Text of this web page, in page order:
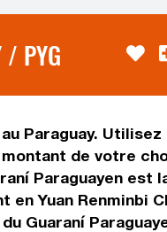
/ PYG
Paraguay. Utilisez
montant de votre
Paraguayen est
Yuan Renminbi
Guaraní